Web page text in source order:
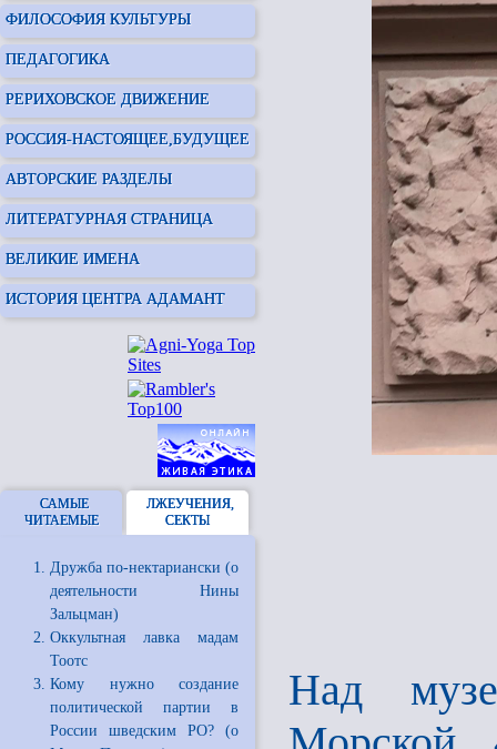
ФИЛОСОФИЯ КУЛЬТУРЫ
ПЕДАГОГИКА
РЕРИХОВСКОЕ ДВИЖЕНИЕ
РОССИЯ-НАСТОЯЩЕЕ,БУДУЩЕЕ
АВТОРСКИЕ РАЗДЕЛЫ
ЛИТЕРАТУРНАЯ СТРАНИЦА
ВЕЛИКИЕ ИМЕНА
ИСТОРИЯ ЦЕНТРА АДАМАНТ
САМЫЕ
ЧИТАЕМЫЕ
ЛЖЕУЧЕНИЯ,
СЕКТЫ
Дружба по-нектариански (о
деятельности Нины
Зальцман)
Оккультная лавка мадам
Тоотс
Кому нужно создание
политической партии в
России шведским РО? (о
Над